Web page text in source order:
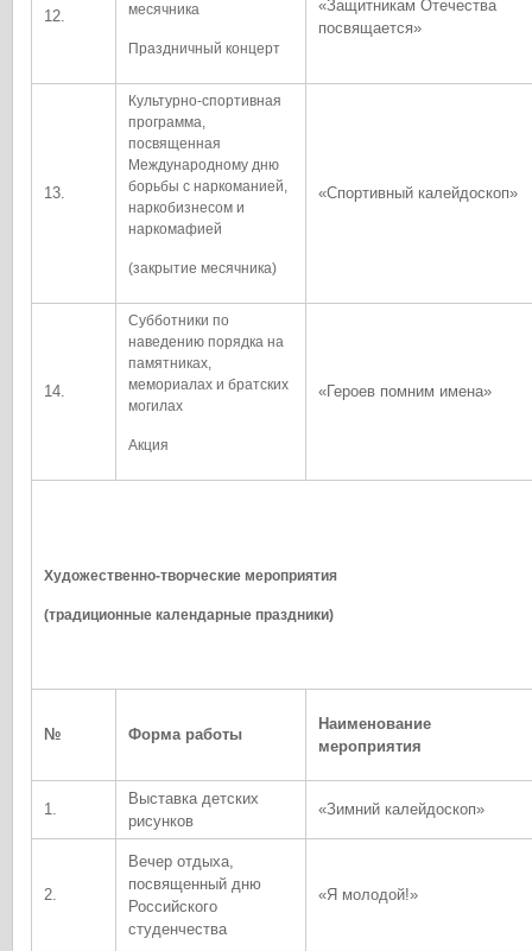
12.
месячника
Праздничный концерт
«Защитникам Отечества
посвящается»
13.
Культурно-спортивная
программа,
посвященная
Международному дню
борьбы с наркоманией,
наркобизнесом и
наркомафией
(закрытие месячника)
«Спортивный калейдоскоп»
14.
Субботники по
наведению порядка на
памятниках,
мемориалах и братских
могилах
Акция
«Героев помним имена»
Художественно-творческие мероприятия
(традиционные календарные праздники)
№ Форма работы
Наименование
мероприятия
1.
Выставка детских
рисунков
«Зимний калейдоскоп»
2.
Вечер отдыха,
посвященный дню
Российского
студенчества
«Я молодой!»